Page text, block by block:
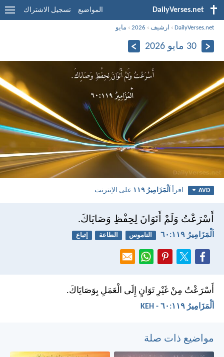
DailyVerses.net المواضيع تسجيل الاشتراك
DailyVerses.net
› ارشيف ›
2026
› مايو
30 مايو 2026
AVD اقرأ اَلْمَزَامِيرُ ١١٩ على الإنترنت
أَسْرَعْتُ وَلَمْ أَتَوَانَ لِحِفْظِ وَصَايَاكَ.
اَلْمَزَامِيرُ ١١٩:‏٦٠ الناموس الطاعة إتباع
أَسْرَعْتُ مِنْ غَيْرِ تَوَانٍ إِلَى الْعَمَلِ بِوَصَايَاكَ.
اَلْمَزَامِيرُ ١١٩:‏٦٠ - KEH
مواضيع ذات صلة